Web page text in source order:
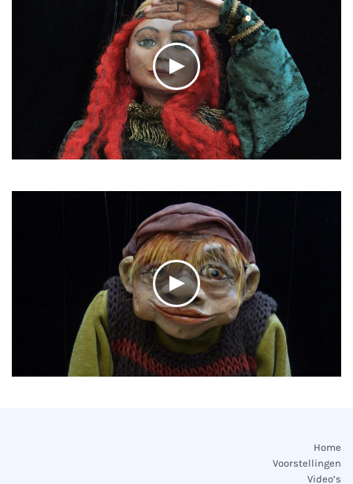
Home
Voorstellingen
Video’s